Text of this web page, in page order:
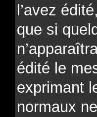
l’avez
que si
édité le
exprimant
normaux